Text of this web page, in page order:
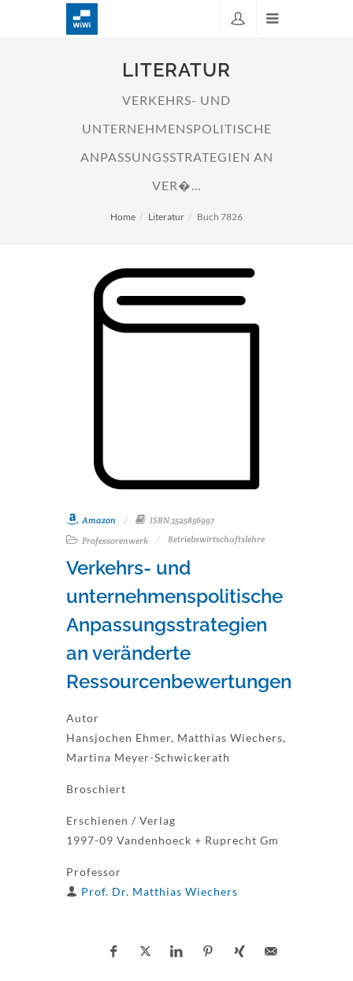
LITERATUR
VERKEHRS- UND
UNTERNEHMENSPOLITISCHE
ANPASSUNGSSTRATEGIEN AN
VER�...
Home Literatur Buch 7826
Amazon
ISBN 3525856997
Professorenwerk
Betriebswirtschaftslehre
Verkehrs- und
unternehmenspolitische
Anpassungsstrategien
an veränderte
Ressourcenbewertungen
Autor
Hansjochen Ehmer, Matthias Wiechers,
Martina Meyer-Schwickerath
Broschiert
Erschienen / Verlag
1997-09 Vandenhoeck + Ruprecht Gm
Professor
Prof. Dr. Matthias Wiechers